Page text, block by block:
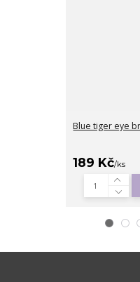
Blue tiger eye
189 Kč/ks